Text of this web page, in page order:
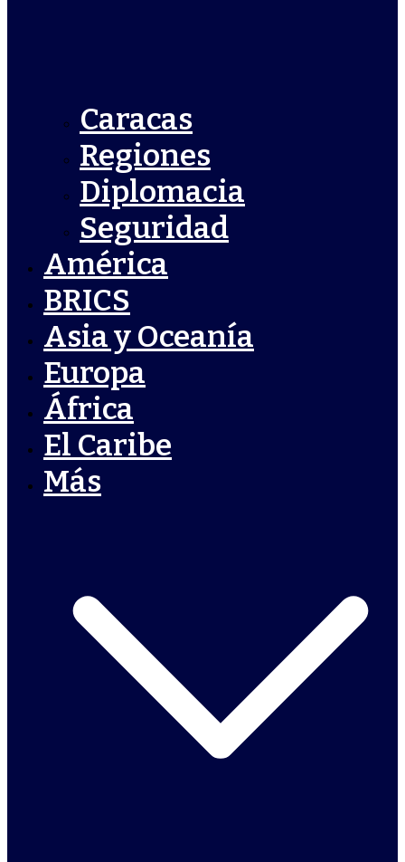
Caracas
Regiones
Diplomacia
Seguridad
América
BRICS
Asia y Oceanía
Europa
África
El Caribe
Más